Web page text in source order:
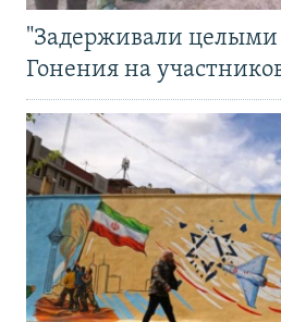
"Задерживали
Гонения на